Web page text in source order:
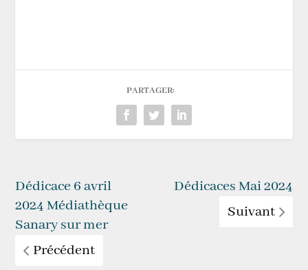
PARTAGER:
Dédicace 6 avril
2024 Médiathèque
Sanary sur mer
Précédent
Dédicaces Mai 2024
Suivant